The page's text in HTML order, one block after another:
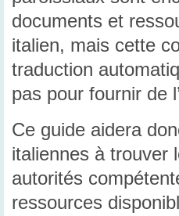
documents et
italien, mais cette
traduction
pas pour fournir de
Ce guide aidera
italiennes à trouver
autorités
ressources